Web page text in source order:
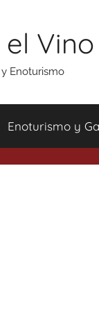
el Vino
Enoturismo
Enoturismo y